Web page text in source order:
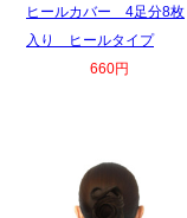
ヒールカバー 4足分8枚
入り ヒールタイプ
660円